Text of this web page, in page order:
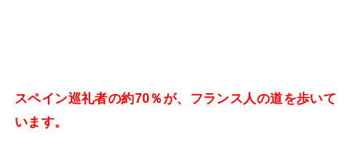
スペイン巡礼者の約70％が、フランス人の道を歩いて
います。